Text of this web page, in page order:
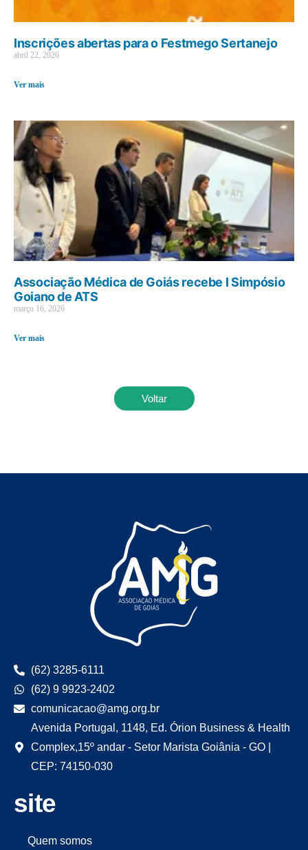
Inscrições abertas para o Festmego Sertanejo
abril 22, 2026
Ver mais
Associação Médica de Goiás recebe I Simpósio
Goiano de ATS
março 16, 2026
Ver mais
Voltar
(62) 3285-6111
(62) 9 9923-2402
comunicacao@amg.org.br
Avenida Portugal, 1148, Ed. Órion Business & Health
Complex,15º andar - Setor Marista Goiânia - GO |
CEP: 74150-030
site
Quem somos